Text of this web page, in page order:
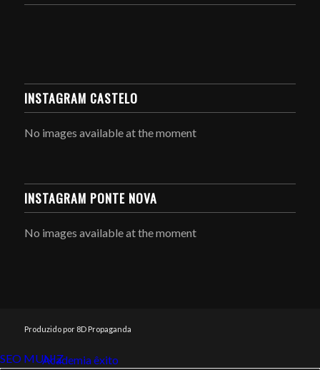
INSTAGRAM CASTELO
No images available at the moment
INSTAGRAM PONTE NOVA
No images available at the moment
Produzido por 8D Propaganda
SEO MUNIZ
Link112Academia êxito